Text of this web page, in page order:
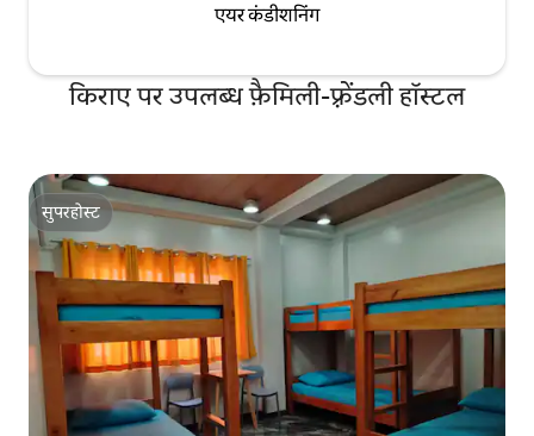
एयर कंडीशनिंग
किराए पर उपलब्ध फ़ैमिली-फ़्रेंडली हॉस्टल
सुपरहोस्ट
सुपरहोस्ट